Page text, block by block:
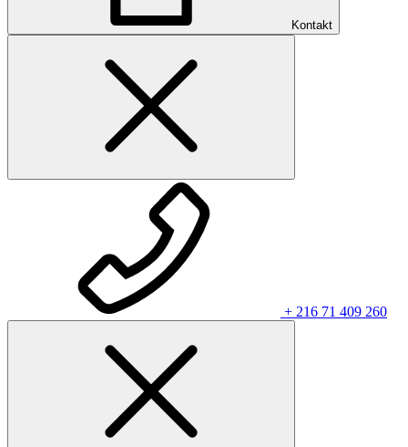
Kontakt
+ 216 71 409 260